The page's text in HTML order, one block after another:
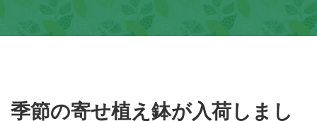
季節の寄せ植え鉢が入荷しまし